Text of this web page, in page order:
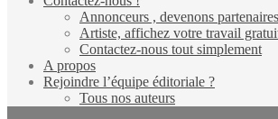
Annonceurs , devenons
Artiste, affichez votre travail
Contactez-nous tout simplement
A propos
Rejoindre l’équipe éditoriale ?
Tous nos auteurs